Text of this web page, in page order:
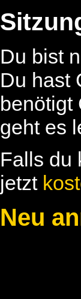
Du bist
Du hast
benötigt
geht es
Falls du
jetzt
Neu